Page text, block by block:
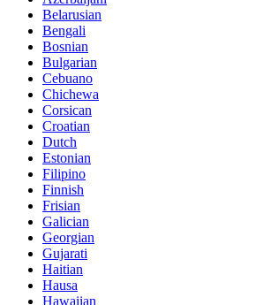
Belarusian
Bengali
Bosnian
Bulgarian
Cebuano
Chichewa
Corsican
Croatian
Dutch
Estonian
Filipino
Finnish
Frisian
Galician
Georgian
Gujarati
Haitian
Hausa
Hawaiian